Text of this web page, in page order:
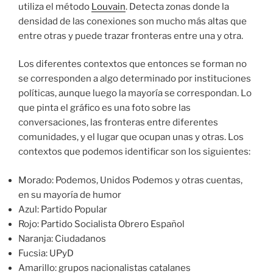
utiliza el método Louvain. Detecta zonas donde la
densidad de las conexiones son mucho más altas que
entre otras y puede trazar fronteras entre una y otra.
Los diferentes contextos que entonces se forman no
se corresponden a algo determinado por instituciones
políticas, aunque luego la mayoría se correspondan. Lo
que pinta el gráfico es una foto sobre las
conversaciones, las fronteras entre diferentes
comunidades, y el lugar que ocupan unas y otras. Los
contextos que podemos identificar son los siguientes:
Morado: Podemos, Unidos Podemos y otras cuentas,
en su mayoría de humor
Azul: Partido Popular
Rojo: Partido Socialista Obrero Español
Naranja: Ciudadanos
Fucsia: UPyD
Amarillo: grupos nacionalistas catalanes